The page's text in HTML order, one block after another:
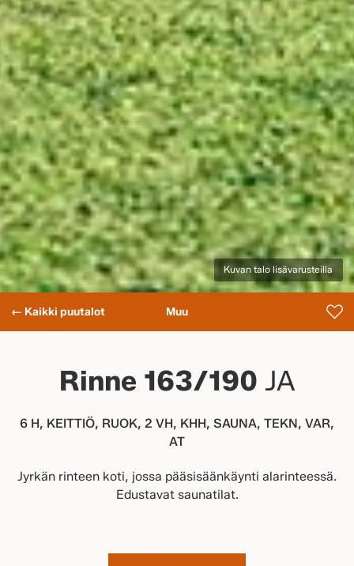
Kuvan talo lisävarusteilla
← Kaikki puutalot Muu
Rinne 163/190 JA
6 H, KEITTIÖ, RUOK, 2 VH, KHH, SAUNA, TEKN, VAR,
AT
Jyrkän rinteen koti, jossa pääsisäänkäynti alarinteessä.
Edustavat saunatilat.